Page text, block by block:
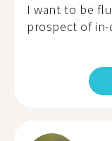
I want to be
prospect of